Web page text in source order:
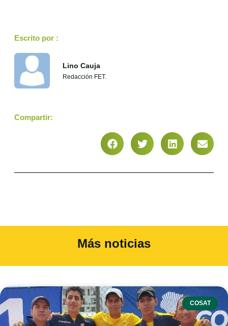
Escrito por :
Lino Cauja
Redacción FET.
Compartir:
Más noticias
COSAT